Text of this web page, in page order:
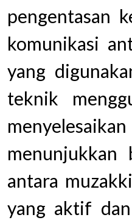
pengentasan
komunikasi
yang
teknik
menunjukkan
antara
yang aktif